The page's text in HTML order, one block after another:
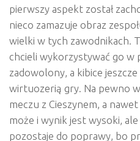
pierwszy aspekt został
nieco zamazuje obraz
wielki w tych zawodnikach.
chcieli wykorzystywać go w
zadowolony, a kibice
wirtuozerią gry. Na pewno
meczu z Cieszynem, a
może i wynik jest wysoki,
pozostaje do poprawy, bo